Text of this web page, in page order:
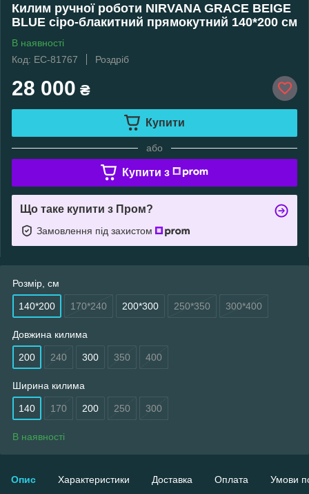
Килим ручної роботи NIRVANA GRACE BEIGE
BLUE сіро-блакитний прямокутний 140*200 см
В наявності
Код: EC-81767
Роздріб
28 000 ₴
Купити
або
Купити з
Що таке купити з Пром?
Замовлення під захистом
Розмір, см
140*200 170*240 200*300 250*350 300*400
Довжина килима
200 240 300 350 400
Ширина килима
140 170 200 250 300
В наявності
Опис Характеристики Доставка Оплата Умови